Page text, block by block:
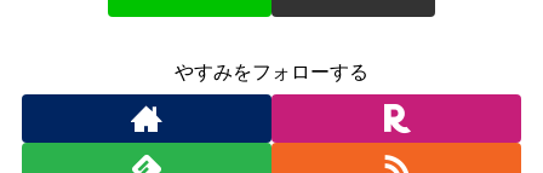
やすみをフォローする